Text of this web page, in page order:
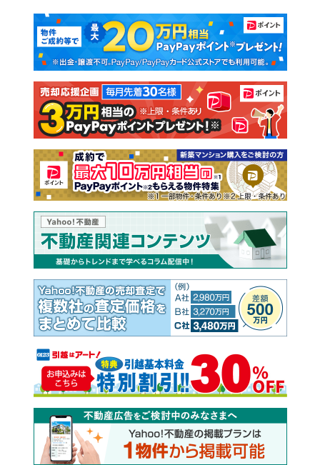
新築マンション 中古マンション
新築一戸建て 中古一戸建て
注文住宅 土地
売却査定
マンションカタログ 教えて！住まいの先生